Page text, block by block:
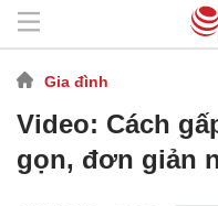
Gia đình
Video: Cách
gọn, đơn giản